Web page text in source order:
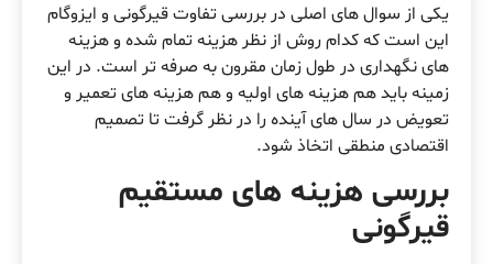
یکی از سوال های اصلی در بررسی تفاوت قیرگونی و ایزوگام
این است که کدام روش از نظر هزینه تمام شده و هزینه
های نگهداری در طول زمان مقرون به صرفه تر است. در این
زمینه باید هم هزینه های اولیه و هم هزینه های تعمیر و
تعویض در سال های آینده را در نظر گرفت تا تصمیم
اقتصادی منطقی اتخاذ شود.
بررسی هزینه های مستقیم
قیرگونی